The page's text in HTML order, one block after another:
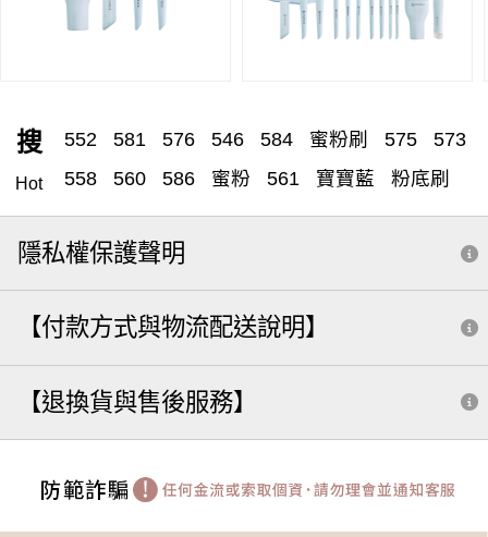
搜
Hot
552 581 576 546 584 蜜粉刷 575
573
558
560 586 蜜粉 561 寶寶藍
粉底刷
582
遮瑕刷 570 531 腮紅 551
腮紅刷
遮瑕
粉底刮
收納
571 分裝 粉樸 588 572 530
562
雙頭
筆刷 水滴刷 566 膏狀眼影
小水滴
鼻影 505
鼻影刷
調色盤 斜角 粉底刮棒
隨行
外出收納
眼影刷 按摩 遮暇 打亮刷
577
隱私權保護聲明
【付款方式與物流配送說明】
【退換貨與售後服務】